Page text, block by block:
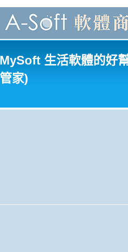
MySoft 生活軟體的好
管家)